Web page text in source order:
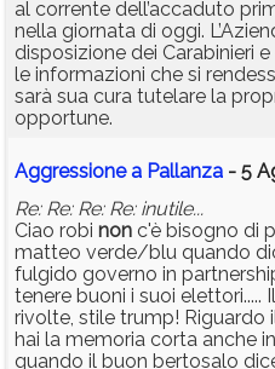
al corrente dell’accaduto
nella giornata di oggi.
disposizione dei Carabinieri
le informazioni che si
sarà sua cura tutelare la
opportune.
Aggressione a Pallanza - 5
Re: Re: Re: Re: inutile...
Ciao robi non c'è bisogno di
matteo verde/blu quando
fulgido governo in
tenere buoni i suoi
rivolte, stile trump! Riguardo
hai la memoria corta anche
quando il buon bertosalo